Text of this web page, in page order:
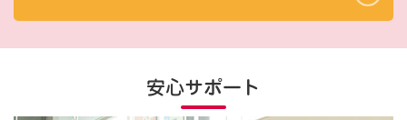
安心サポート